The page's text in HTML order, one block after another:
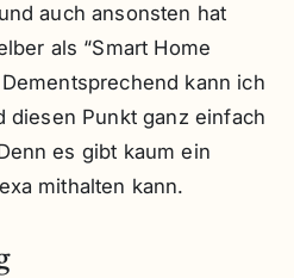
auch ansonsten hat
als “Smart Home
kann ich
diesen Punkt ganz einfach
es gibt kaum ein
mithalten kann.